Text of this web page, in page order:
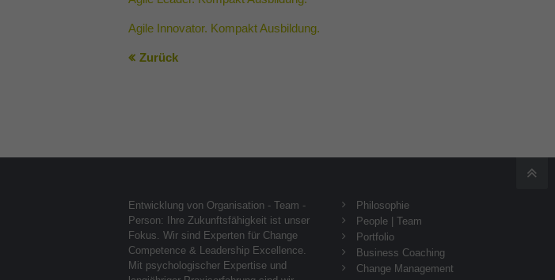
Agile Innovator. Kompakt Ausbildung.
Zurück
Entwicklung von Organisation - Team -
Person: Ihre Zukunftsfähigkeit ist unser
Fokus. Wir sind Experten für Change
Competence & Leadership Excellence.
Mit psychologischer Expertise und
Philosophie
People | Team
Portfolio
Business Coaching
Change Management